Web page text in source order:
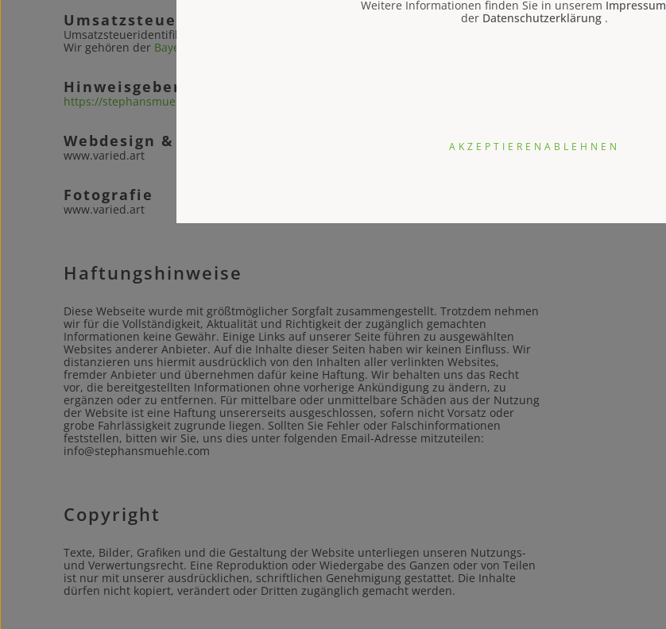
Umsatzsteuer-ID
Umsatzsteueridentifikationsnummer: DE205404966
Wir gehören der Bayerischen Landestierärztekammer
Hinweisgeberschutzsystem
https://stephansmuehle.hinweis.digital
Webdesign & Entwicklung
www.varied.art
Fotografie
www.varied.art
Haftungshinweise
Diese Webseite wurde mit größtmöglicher Sorgfalt zusammengestellt. Trotzdem nehmen
wir für die Vollständigkeit, Aktualität und Richtigkeit der zugänglich gemachten
Informationen keine Gewähr. Einige Links auf unserer Seite führen zu ausgewählten
Websites anderer Anbieter. Auf die Inhalte dieser Seiten haben wir keinen Einfluss. Wir
distanzieren uns hiermit ausdrücklich von den Inhalten aller verlinkten Websites,
fremder Anbieter und übernehmen dafür keine Haftung. Wir behalten uns das Recht
vor, die bereitgestellten Informationen ohne vorherige Ankündigung zu ändern, zu
ergänzen oder zu entfernen. Für mittelbare oder unmittelbare Schäden aus der Nutzung
der Website ist eine Haftung unsererseits ausgeschlossen, sofern nicht Vorsatz oder
grobe Fahrlässigkeit zugrunde liegen. Sollten Sie Fehler oder Falschinformationen
feststellen, bitten wir Sie, uns dies unter folgenden Email-Adresse mitzuteilen:
info@stephansmuehle.com
Copyright
Texte, Bilder, Grafiken und die Gestaltung der Website unterliegen unseren Nutzungs-
und Verwertungsrecht. Eine Reproduktion oder Wiedergabe des Ganzen oder von Teilen
ist nur mit unserer ausdrücklichen, schriftlichen Genehmigung gestattet. Die Inhalte
dürfen nicht kopiert, verändert oder Dritten zugänglich gemacht werden.
Weitere Informationen finden Sie in unserem Impressum
der Datenschutzerklärung.
AKZEPTIEREN ABLEHNEN